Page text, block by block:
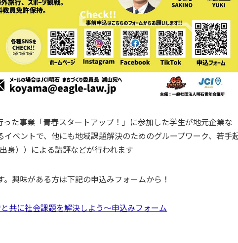
た事業「青春スタートアップ！」に参加した学生が地元企業な
ベントで、他にも地域課題解決のためのグループワーク、若手
身））による講評などが行われます
興味がある方は下記の申込みフォームから！
共に社会課題を解決しよう～申込みフォーム